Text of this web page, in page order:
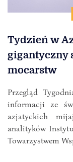
Tydzień w
gigantyczny
mocarstw
Przegląd
informacji ze
azjatyckich
analityków
Towarzystwem